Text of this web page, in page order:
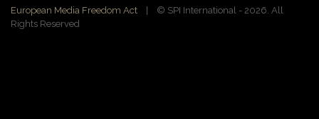
European Media Freedom Act | ©️ SPI International - 2026. All
Rights Reserved